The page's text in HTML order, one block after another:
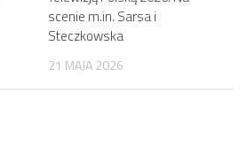
scenie m.in. Sarsa i
Steczkowska
21 MAJA 2026